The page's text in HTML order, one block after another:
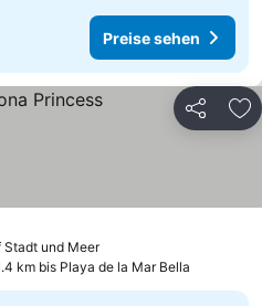
Preise sehen
Teilen
Stadt und Meer
km bis Playa de la Mar Bella